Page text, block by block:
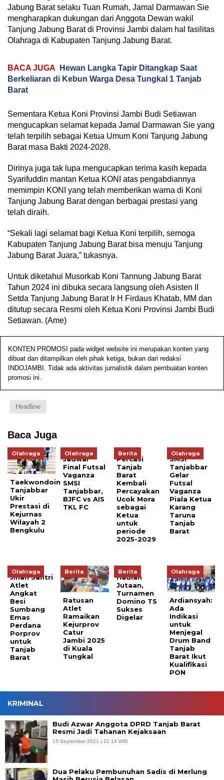
Jabung Barat selaku Tuan Rumah, Jamal Darmawan Sie
mengharapkan dukungan dari Anggota Dewan wakil
Tanjung Jabung Barat di Provinsi Jambi dalam hal fasilitas
Olahraga di Kabupaten Tanjung Jabung Barat.
BACA JUGA
Hewan Langka Tapir Ditangkap Saat
Berkeliaran di Kebun Warga Desa Tungkal 1 Tanjab
Barat
Sementara Ketua Koni Provinsi Jambi Budi Setiawan
mengucapkan selamat kepada Jamal Darmawan Sie yang
telah terpilih sebagai Ketua Umum Koni Tanjung Jabung
Barat masa Bakti 2024-2028.
Dirinya juga tak lupa mengucapkan terima kasih kepada
Syarifuddin mantan Ketua KONI atas pengabdiannya
memimpin KONI yang telah memberikan warna di Koni
Tanjung Jabung Barat dengan berbagai prestasi yang
telah diraih.
“Sekali lagi selamat bagi Ketua Koni terpilih, semoga
Kabupaten Tanjung Jabung Barat bisa menuju Tanjung
Jabung Barat Juara,” tukasnya.
Untuk diketahui Musorkab Koni Tannung Jabung Barat
Tahun 2024 ini dibuka secara langsung oleh Asisten II
Setda Tanjung Jabung Barat Ir H Firdaus Khatab, MM dan
ditutup secara Resmi oleh Ketua Koni Provinsi Jambi Budi
Setiawan. (Ame)
KONTEN PROMOSI pada widget website ini merupakan konten yang
dibuat dan ditampilkan oleh pihak ketiga, bukan dari redaksi
INDOJAMBI. Tidak ada aktivitas jurnalistik dalam pembuatan konten
promosi ini.
Headline
Baca Juga
Olahraga
Taekwondoin
Tanjabbar
Ukir
Prestasi di
Kejurnas
Wilayah 2
Bengkulu
Olahraga
Jadwal
Final Futsal
Vaganza
SMSI
Tanjabbar,
BJFC vs AIS
TKL FC
Berita
Percasi
Tanjab
Barat
Kembali
Percayakan
Ucok Mora
sebagai
Ketua
untuk
periode
2025-2029
Olahraga
SMSI
Tanjabbar
Gelar
Futsal
Vaganza
Piala Ketua
Karang
Taruna
Tanjab
Barat
Olahraga
Jihan Safitri
Atlet
Angkat
Besi
Sumbang
Emas
Perdana
Porprov
untuk
Tanjab
Barat
Berita
Ratusan
Atlet
Ramaikan
Kejurprov
Catur
Jambi 2025
di Kuala
Tungkal
Berita
Hadiah
Jutaan,
Turnamen
Domino TS
Sukses
Digelar
Olahraga
Ardiansyah:
Ada
Indikasi
untuk
Menjegal
Drum Band
Tanjab
Barat Ikut
Kualifikasi
PON
KRIMINAL
Budi Azwar Anggota DPRD Tanjab Barat
Resmi Jadi Tahanan Kejaksaan
15 September 2021 | 21:14 WIB
Dua Pelaku Pembunuhan Sadis di Merlung